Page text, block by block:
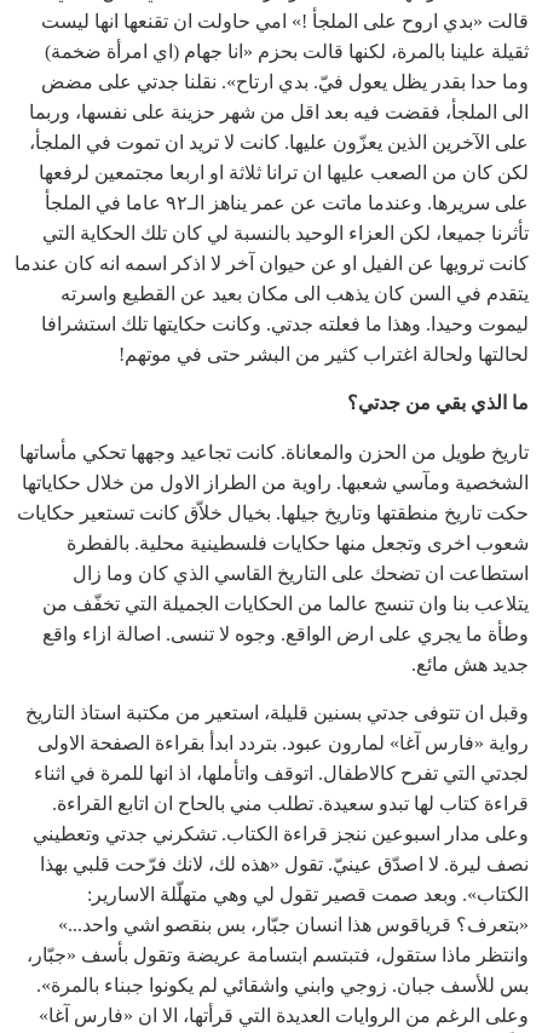
قالت «بدي اروح على الملجأ !» امي حاولت ان تقنعها انها ليست
ثقيلة علينا بالمرة، لكنها قالت بحزم «انا جهام (اي امرأة ضخمة)
وما حدا بقدر يظل يعول فيّ. بدي ارتاح». نقلنا جدتي على مضض
الى الملجأ، فقضت فيه بعد اقل من شهر حزينة على نفسها، وربما
على الآخرين الذين يعزّون عليها. كانت لا تريد ان تموت في الملجأ،
لكن كان من الصعب عليها ان ترانا ثلاثة او اربعا مجتمعين لرفعها
على سريرها. وعندما ماتت عن عمر يناهز الـ٩٢ عاما في الملجأ
تأثرنا جميعا، لكن العزاء الوحيد بالنسبة لي كان تلك الحكاية التي
كانت ترويها عن الفيل او عن حيوان آخر لا اذكر اسمه انه كان عندما
يتقدم في السن كان يذهب الى مكان بعيد عن القطيع واسرته
ليموت وحيدا. وهذا ما فعلته جدتي. وكانت حكايتها تلك استشرافا
لحالتها ولحالة اغتراب كثير من البشر حتى في موتهم!
ما الذي بقي من جدتي؟
تاريخ طويل من الحزن والمعاناة. كانت تجاعيد وجهها تحكي مأساتها
الشخصية ومآسي شعبها. راوية من الطراز الاول من خلال حكاياتها
حكت تاريخ منطقتها وتاريخ جيلها. بخيال خلاّق كانت تستعير حكايات
شعوب اخرى وتجعل منها حكايات فلسطينية محلية. بالفطرة
استطاعت ان تضحك على التاريخ القاسي الذي كان وما زال
يتلاعب بنا وان تنسج عالما من الحكايات الجميلة التي تخفّف من
وطأة ما يجري على ارض الواقع. وجوه لا تنسى. اصالة ازاء واقع
جديد هش مائع.
وقبل ان تتوفى جدتي بسنين قليلة، استعير من مكتبة استاذ التاريخ
رواية «فارس آغا» لمارون عبود. بتردد ابدأ بقراءة الصفحة الاولى
لجدتي التي تفرح كالاطفال. اتوقف واتأملها، اذ انها للمرة في اثناء
قراءة كتاب لها تبدو سعيدة. تطلب مني بالحاح ان اتابع القراءة.
وعلى مدار اسبوعين ننجز قراءة الكتاب. تشكرني جدتي وتعطيني
نصف ليرة. لا اصدّق عينيّ. تقول «هذه لك، لانك فرّحت قلبي بهذا
الكتاب». وبعد صمت قصير تقول لي وهي متهلّلة الاسارير:
«بتعرف؟ قرياقوس هذا انسان جبّار، بس بنقصو اشي واحد...»
وانتظر ماذا ستقول، فتبتسم ابتسامة عريضة وتقول بأسف «جبّار،
بس للأسف جبان. زوجي وابني واشقائي لم يكونوا جبناء بالمرة».
وعلى الرغم من الروايات العديدة التي قرأتها، الا ان «فارس آغا»